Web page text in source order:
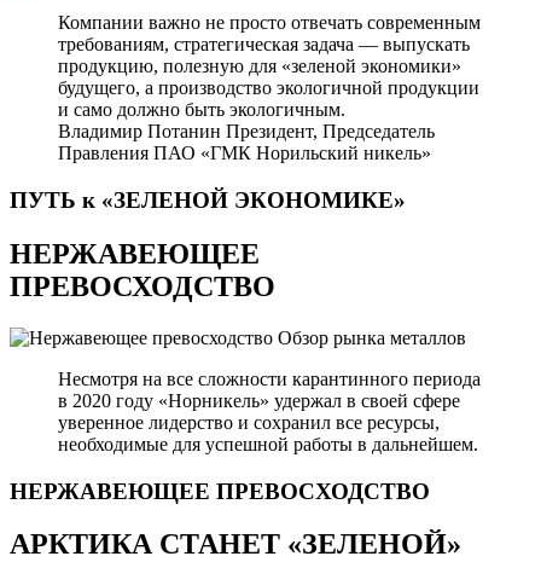
Компании важно не просто отвечать современным
требованиям, стратегическая задача — выпускать
продукцию, полезную для «зеленой экономики»
будущего, а производство экологичной продукции
и само должно быть экологичным.
Владимир Потанин Президент, Председатель
Правления ПАО «ГМК Норильский никель»
ПУТЬ к «ЗЕЛЕНОЙ ЭКОНОМИКЕ»
НЕРЖАВЕЮЩЕЕ
ПРЕВОСХОДСТВО
Обзор рынка металлов
Несмотря на все сложности карантинного периода
в 2020 году «Норникель» удержал в своей сфере
уверенное лидерство и сохранил все ресурсы,
необходимые для успешной работы в дальнейшем.
НЕРЖАВЕЮЩЕЕ ПРЕВОСХОДСТВО
АРКТИКА СТАНЕТ «ЗЕЛЕНОЙ»